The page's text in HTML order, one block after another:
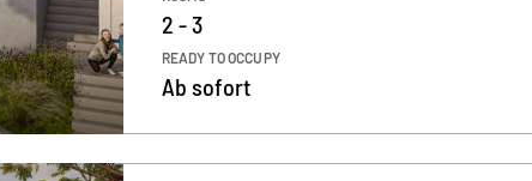
2 - 3
READY TO OCCUPY
Ab sofort